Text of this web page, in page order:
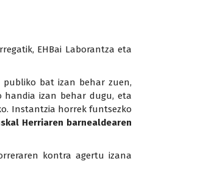
EHBai Laborantza eta
bat izan behar zuen,
handia izan behar dugu, eta
Instantzia horrek funtsezko
Herriaren barnealdearen
kontra agertu izana